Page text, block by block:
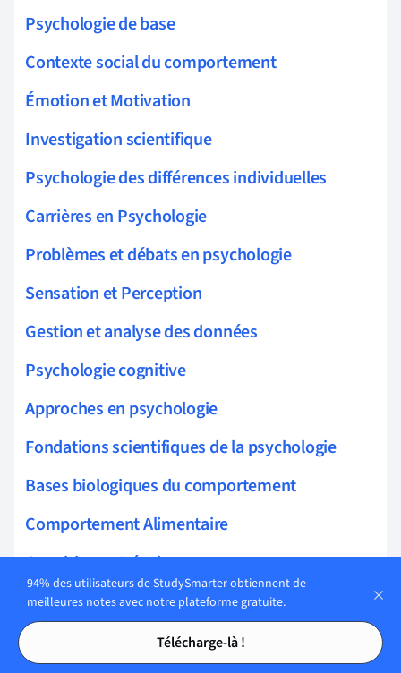
Tables des matières
Tables des matières
Psychologie de base
Contexte social du comportement
Émotion et Motivation
Investigation scientifique
Psychologie des différences individuelles
Carrières en Psychologie
Problèmes et débats en psychologie
Sensation et Perception
Gestion et analyse des données
Psychologie cognitive
Approches en psychologie
Fondations scientifiques de la psychologie
Bases biologiques du comportement
Comportement Alimentaire
Cognition et Développement
Méthodes de recherche en psychologie
94% des utilisateurs de StudySmarter obtiennent de
meilleures notes avec notre plateforme gratuite.
Télécharge-là !